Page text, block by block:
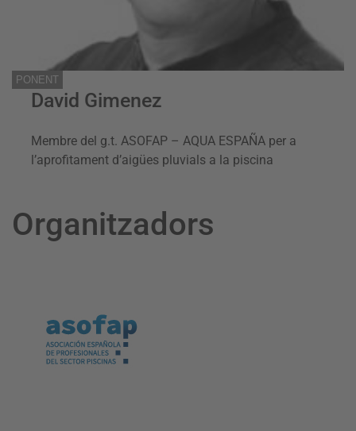
PONENT
David Gimenez
Membre del g.t. ASOFAP – AQUA ESPAÑA per a
l’aprofitament d’aigües pluvials a la piscina
Organitzadors